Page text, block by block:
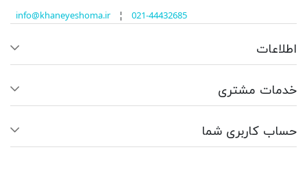
info@khaneyeshoma.ir¦ 021-44432685
اطلاعات
خدمات مشتری
حساب کاربری شما